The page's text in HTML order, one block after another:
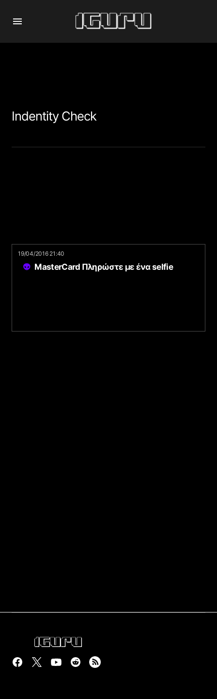
Indentity Check
19/04/2016 21:40
MasterCard Πληρώστε με ένα selfie